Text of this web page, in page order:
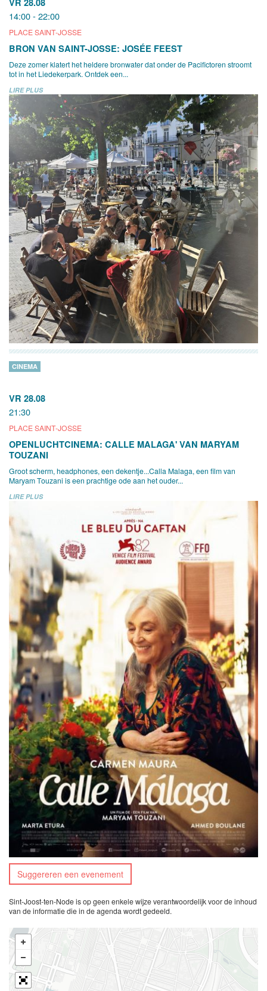
VR 28.08
14:00 - 22:00
PLACE SAINT-JOSSE
BRON VAN SAINT-JOSSE: JOSÉE FEEST
Deze zomer klatert het heldere bronwater dat onder de Pacifictoren stroomt
tot in het Liedekerpark. Ontdek een...
LIRE PLUS
VR 28.08
21:30
PLACE SAINT-JOSSE
CINEMA
OPENLUCHTCINEMA: CALLE MALAGA' VAN MARYAM
TOUZANI
Groot scherm, headphones, een dekentje...Calla Malaga, een film van
Maryam Touzani is een prachtige ode aan het ouder...
LIRE PLUS
Suggereren een evenement
Sint-Joost-ten-Node is op geen enkele wijze verantwoordelijk voor de inhoud
van de informatie die in de agenda wordt gedeeld.